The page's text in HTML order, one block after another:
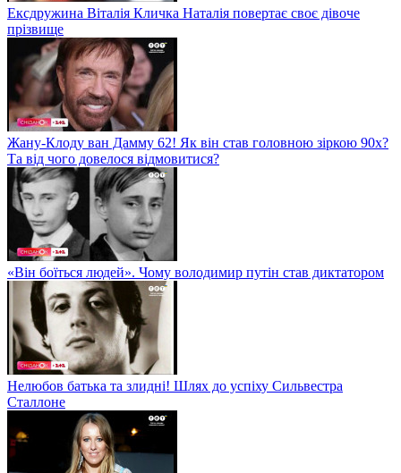
Ексдружина Віталія Кличка Наталія повертає своє дівоче
прізвище
Жану-Клоду ван Дамму 62! Як він став головною зіркою 90х?
Та від чого довелося відмовитися?
«Він боїться людей». Чому володимир путін став диктатором
Нелюбов батька та злидні! Шлях до успіху Сильвестра
Сталлоне